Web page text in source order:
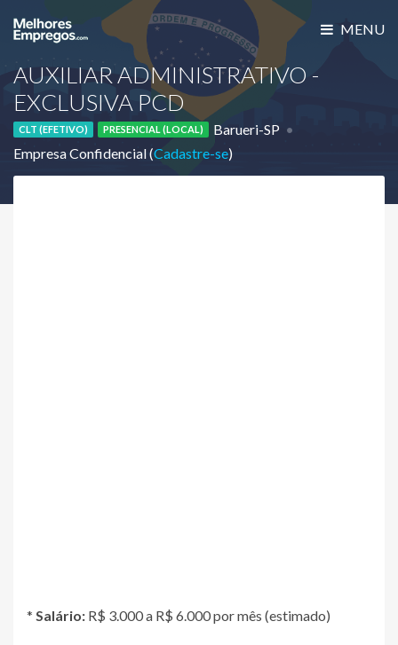
MENU
AUXILIAR ADMINISTRATIVO -
EXCLUSIVA PCD
CLT (EFETIVO) PRESENCIAL (LOCAL)
Barueri-SP
Empresa Confidencial (Cadastre-se)
* Salário: R$ 3.000 a R$ 6.000 por mês (estimado)